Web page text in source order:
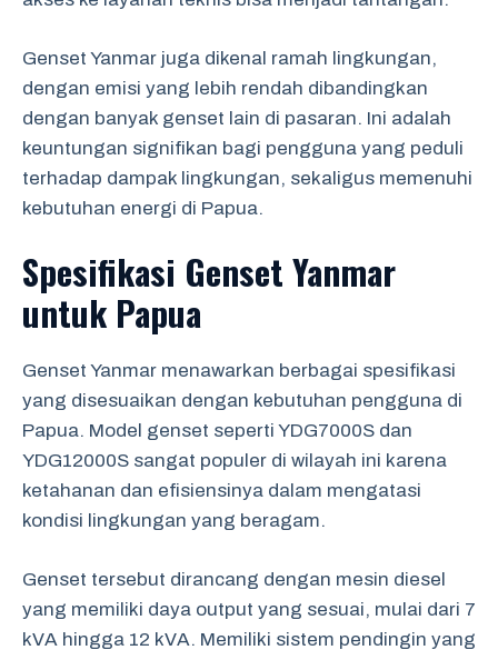
Genset Yanmar juga dikenal ramah lingkungan,
dengan emisi yang lebih rendah dibandingkan
dengan banyak genset lain di pasaran. Ini adalah
keuntungan signifikan bagi pengguna yang peduli
terhadap dampak lingkungan, sekaligus memenuhi
kebutuhan energi di Papua.
Spesifikasi Genset Yanmar
untuk Papua
Genset Yanmar menawarkan berbagai spesifikasi
yang disesuaikan dengan kebutuhan pengguna di
Papua. Model genset seperti YDG7000S dan
YDG12000S sangat populer di wilayah ini karena
ketahanan dan efisiensinya dalam mengatasi
kondisi lingkungan yang beragam.
Genset tersebut dirancang dengan mesin diesel
yang memiliki daya output yang sesuai, mulai dari 7
kVA hingga 12 kVA. Memiliki sistem pendingin yang